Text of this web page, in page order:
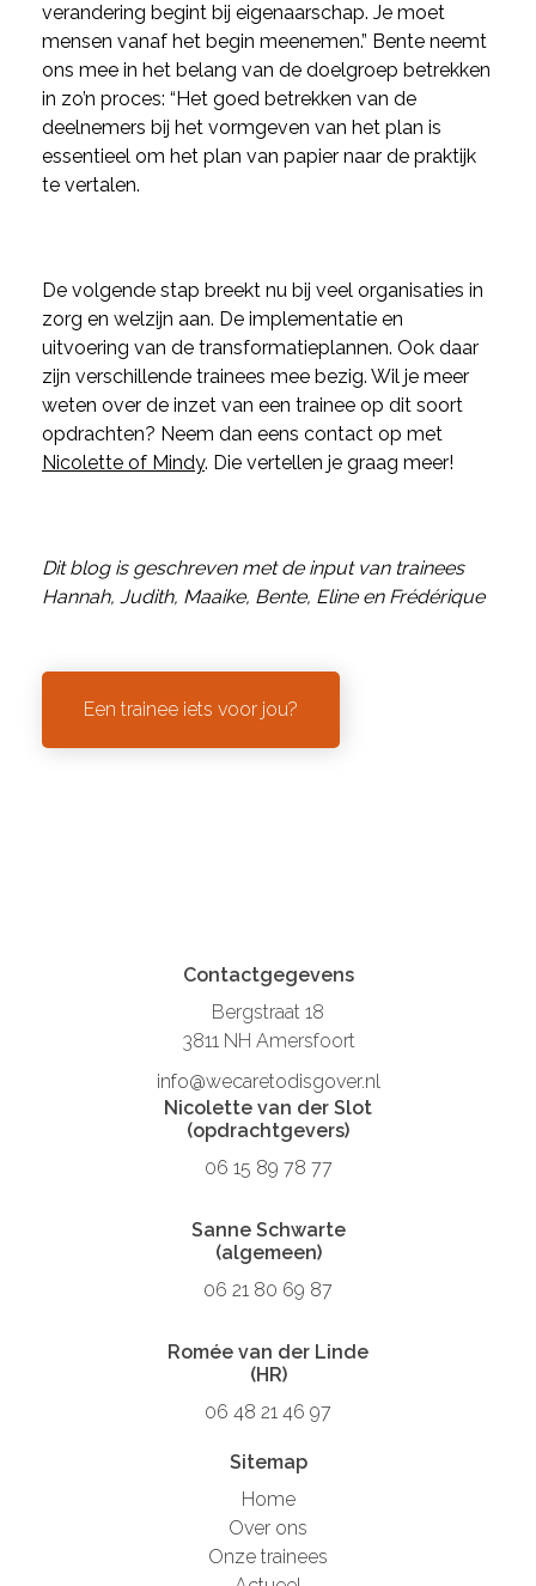
verandering begint bij eigenaarschap. Je moet
mensen vanaf het begin meenemen.” Bente neemt
ons mee in het belang van de doelgroep betrekken
in zo’n proces: “Het goed betrekken van de
deelnemers bij het vormgeven van het plan is
essentieel om het plan van papier naar de praktijk
te vertalen.
De volgende stap breekt nu bij veel organisaties in
zorg en welzijn aan. De implementatie en
uitvoering van de transformatieplannen. Ook daar
zijn verschillende trainees mee bezig. Wil je meer
weten over de inzet van een trainee op dit soort
opdrachten? Neem dan eens contact op met
Nicolette of Mindy. Die vertellen je graag meer!
Dit blog is geschreven met de input van trainees
Hannah, Judith, Maaike, Bente, Eline en Frédérique
Een trainee iets voor jou?
Contactgegevens
Bergstraat 18
3811 NH Amersfoort
info@wecaretodisgover.nl
Nicolette van der Slot
(opdrachtgevers)
06 15 89 78 77
Sanne Schwarte
(algemeen)
06 21 80 69 87
Romée van der Linde
(HR)
06 48 21 46 97
Sitemap
Home
Over ons
Onze trainees